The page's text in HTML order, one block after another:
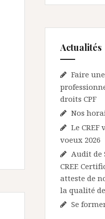
Actualités
Faire
droits CPF
Nos
Le
voeux 2026
Audit de
CREF.
atteste de
la qualité
Se